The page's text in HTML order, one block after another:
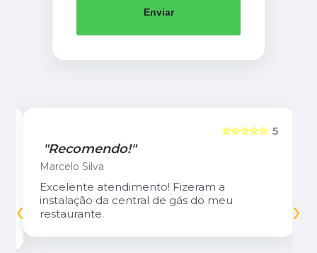
Enviar
5
☆☆☆☆☆
"Recomendo!"
Marcelo Silva
Excelente atendimento! Fizeram a
instalação da central de gás do meu
restaurante.
‹ ›